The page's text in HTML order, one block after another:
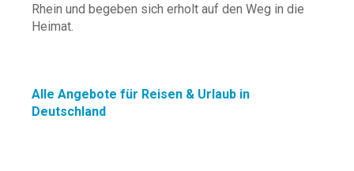
Rhein und begeben sich erholt auf den Weg in die
Heimat.
Alle Angebote für Reisen & Urlaub in
Deutschland